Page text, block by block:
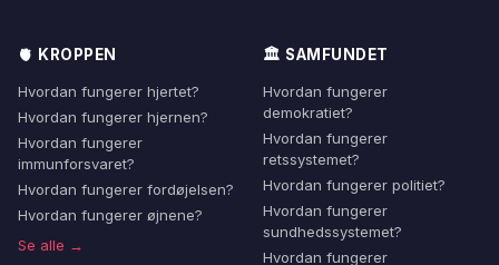
🫀 KROPPEN
Hvordan fungerer hjertet?
Hvordan fungerer hjernen?
Hvordan fungerer
immunforsvaret?
Hvordan fungerer fordøjelsen?
Hvordan fungerer øjnene?
Se alle →
🏛️ SAMFUNDET
Hvordan fungerer
demokratiet?
Hvordan fungerer
retssystemet?
Hvordan fungerer politiet?
Hvordan fungerer
sundhedssystemet?
Hvordan fungerer